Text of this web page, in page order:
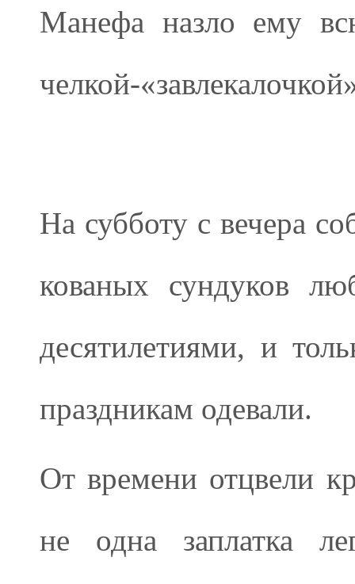
Манефа назло ему
челкой-
На субботу с вечера
кованых сундуков
десятилетиями, и
праздникам одевали.
От времени отцвели
не одна заплатка